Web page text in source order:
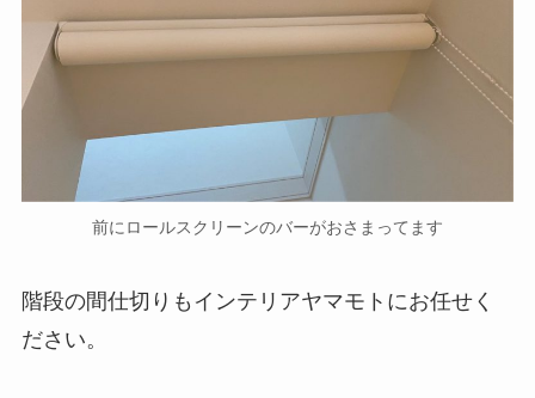
前にロールスクリーンのバーがおさまってます
階段の間仕切りもインテリアヤマモトにお任せく
ださい。